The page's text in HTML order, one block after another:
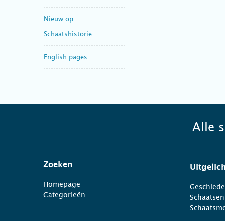
Nieuw op
Schaatshistorie
English pages
Alle
Zoeken
Homepage
Categorieën